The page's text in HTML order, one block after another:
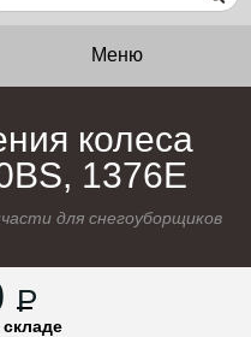
Меню
колеса
1376E
для снегоуборщиков
P